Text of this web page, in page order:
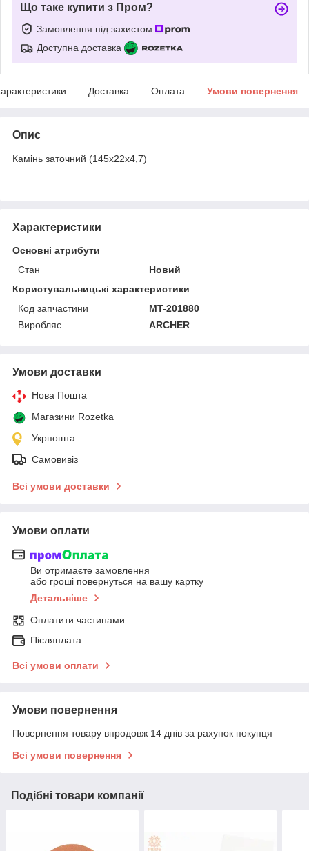
Що таке купити з Пром?
Замовлення під захистом
Доступна доставка
Доставка Оплата Умови повернення
Опис
Камінь заточний (145x22x4,7)
Характеристики
Основні атрибути
Стан
Новий
Користувальницькі характеристики
Код запчастини
MT-201880
Виробляє
ARCHER
Умови доставки
Нова Пошта
Магазини Rozetka
Укрпошта
Самовивіз
Всі умови доставки
Умови оплати
Ви отримаєте замовлення
або гроші повернуться на вашу картку
Детальніше
Оплатити частинами
Післяплата
Всі умови оплати
Умови повернення
Повернення товару впродовж 14 днів за рахунок покупця
Всі умови повернення
Подібні товари компанії